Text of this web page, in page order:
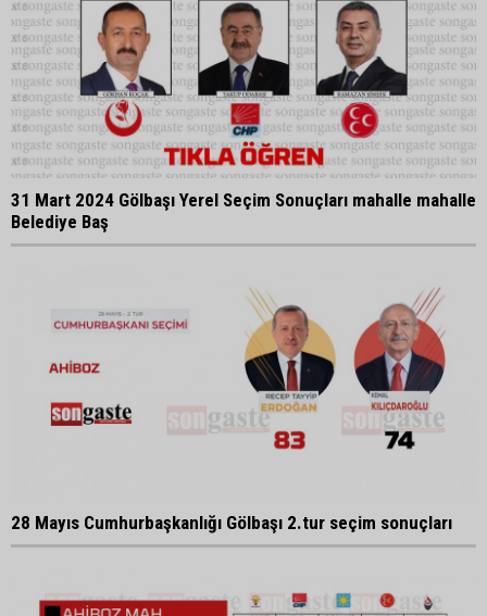
31 Mart 2024 Gölbaşı Yerel Seçim Sonuçları mahalle mahalle
Belediye Baş
28 Mayıs Cumhurbaşkanlığı Gölbaşı 2.tur seçim sonuçları